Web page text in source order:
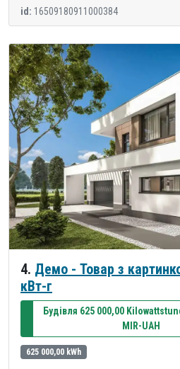
id: 16509180911000384
4. Демо - Товар з
кВт-г
Будівля 625 000,00
MIR-UAH
625 000,00 kWh